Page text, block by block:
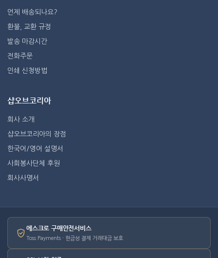
언제 배송되나요?
환불, 교환 규정
발송 마감시간
전화주문
인쇄 신청방법
샵오브코리아
회사 소개
샵오브코리아의 장점
한국어/영어 설명서
사회봉사단체 후원
회사사명서
에스크로 구매안전서비스
Toss Payments · 현금성 결제 거래대금 보호